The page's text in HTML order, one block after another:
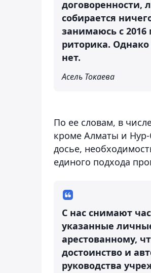
договоренности,
собирается
занимаюсь с
риторика.
нет.
Асель Токаева
По ее словам, в
кроме Алматы и Нур-
досье,
единого подхода
С нас снимают
указанные
арестованному,
достоинство и
руководства